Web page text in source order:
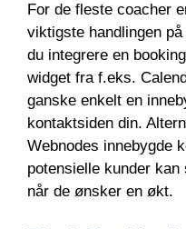
For de fleste coacher
viktigste handlingen
du integrere en
widget fra f.eks.
ganske enkelt en
kontaktsiden din.
Webnodes innebygde
potensielle kunder
når de ønsker en økt.